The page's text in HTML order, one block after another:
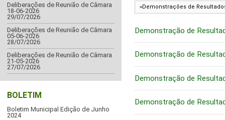
Deliberações de Reunião de Câmara
18-06-2026
29/07/2026
Deliberações de Reunião de Câmara
05-06-2026
28/07/2026
Deliberações de Reunião de Câmara
21-05-2026
27/07/2026
BOLETIM
Boletim Municipal Edição de Junho
2024
Demonstração de
Demonstração de
Demonstração de
Demonstração de